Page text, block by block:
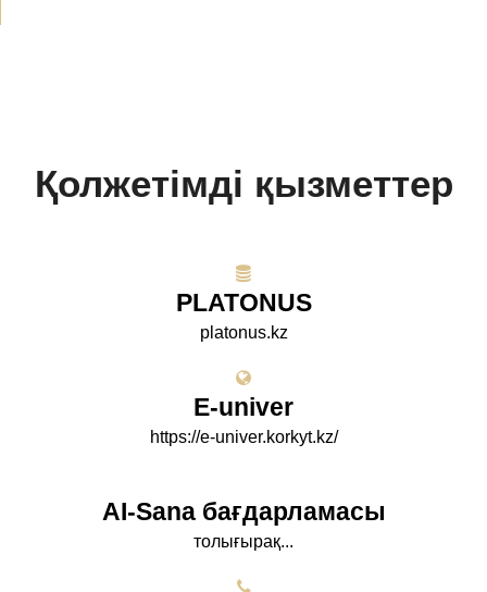
Қолжетімді қызметтер
PLATONUS
platonus.kz
E-univer
https://e-univer.korkyt.kz/
AI-Sana бағдарламасы
толығырақ...